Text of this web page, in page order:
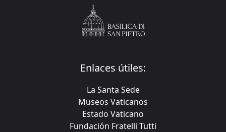
Enlaces útiles:
La Santa Sede
Museos Vaticanos
Estado Vaticano
Fundación Fratelli Tutti